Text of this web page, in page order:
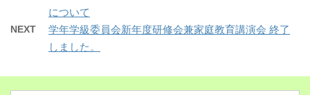
について
NEXT
学年学級委員会新年度研修会兼家庭教育講演会 終了
しました。